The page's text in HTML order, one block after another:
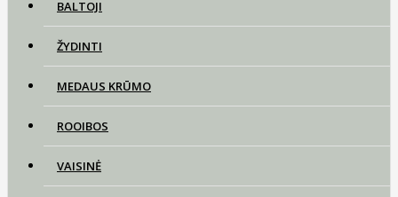
BALTOJI
ŽYDINTI
MEDAUS KRŪMO
ROOIBOS
VAISINĖ